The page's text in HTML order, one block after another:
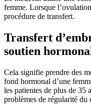
femme. Lorsque
procédure de transfert.
Transfert
soutien
Cela signifie prendre des
fond hormonal d’une
les patientes de plus de 35
problèmes de régularité du